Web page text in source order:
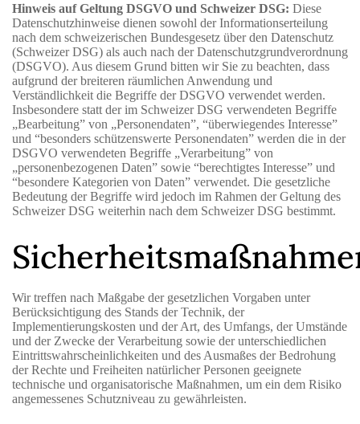
Hinweis auf Geltung DSGVO und Schweizer DSG: Diese
Datenschutzhinweise dienen sowohl der Informationserteilung
nach dem schweizerischen Bundesgesetz über den Datenschutz
(Schweizer DSG) als auch nach der Datenschutzgrundverordnung
(DSGVO). Aus diesem Grund bitten wir Sie zu beachten, dass
aufgrund der breiteren räumlichen Anwendung und
Verständlichkeit die Begriffe der DSGVO verwendet werden.
Insbesondere statt der im Schweizer DSG verwendeten Begriffe
„Bearbeitung” von „Personendaten”, “überwiegendes Interesse”
und “besonders schützenswerte Personendaten” werden die in der
DSGVO verwendeten Begriffe „Verarbeitung” von
„personenbezogenen Daten” sowie “berechtigtes Interesse” und
“besondere Kategorien von Daten” verwendet. Die gesetzliche
Bedeutung der Begriffe wird jedoch im Rahmen der Geltung des
Schweizer DSG weiterhin nach dem Schweizer DSG bestimmt.
Wir treffen nach Maßgabe der gesetzlichen Vorgaben unter
Berücksichtigung des Stands der Technik, der
Implementierungskosten und der Art, des Umfangs, der Umstände
und der Zwecke der Verarbeitung sowie der unterschiedlichen
Eintrittswahrscheinlichkeiten und des Ausmaßes der Bedrohung
der Rechte und Freiheiten natürlicher Personen geeignete
technische und organisatorische Maßnahmen, um ein dem Risiko
angemessenes Schutzniveau zu gewährleisten.